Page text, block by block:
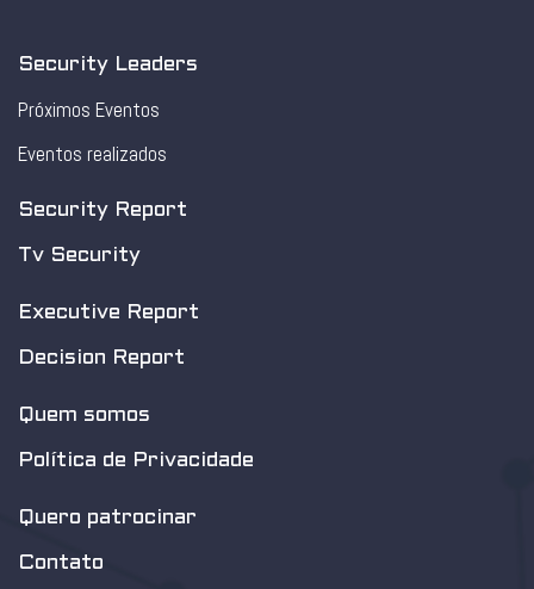
Security Leaders
Próximos Eventos
Eventos realizados
Security Report
Tv Security
Executive Report
Decision Report
Quem somos
Política de Privacidade
Quero patrocinar
Contato